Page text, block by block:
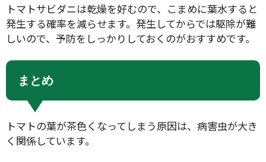
トマトサビダニは乾燥を好むので、こまめに葉水すると
発生する確率を減らせます。発生してからでは駆除が難
しいので、予防をしっかりしておくのがおすすめです。
まとめ
トマトの葉が茶色くなってしまう原因は、病害虫が大き
く関係しています。